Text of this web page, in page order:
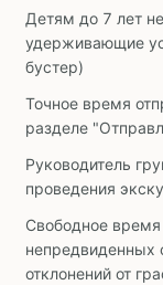
Детям до 7 лет
удерживающие
бустер)
Точное время
разделе
Руководитель
проведения
Свободное время
непредвиденных
отклонений от